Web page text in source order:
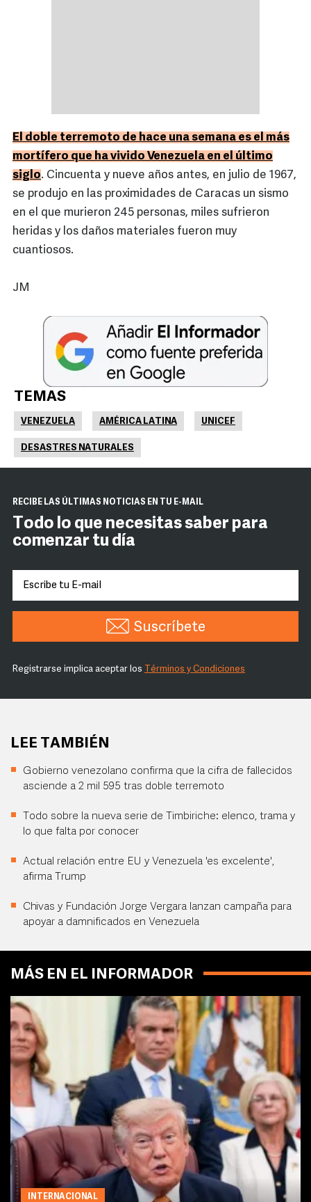
El doble terremoto de hace una semana es el más
mortífero que ha vivido Venezuela en el último
siglo. Cincuenta y nueve años antes, en julio de 1967,
se produjo en las proximidades de Caracas un sismo
en el que murieron 245 personas, miles sufrieron
heridas y los daños materiales fueron muy
cuantiosos.
JM
TEMAS
VENEZUELA AMÉRICA LATINA UNICEF
DESASTRES NATURALES
RECIBE LAS ÚLTIMAS NOTICIAS EN TU E-MAIL
Todo lo que necesitas saber para
comenzar tu día
Suscríbete
Registrarse implica aceptar los Términos y Condiciones
LEE TAMBIÉN
Gobierno venezolano confirma que la cifra de fallecidos
asciende a 2 mil 595 tras doble terremoto
Todo sobre la nueva serie de Timbiriche: elenco, trama y
lo que falta por conocer
Actual relación entre EU y Venezuela 'es excelente',
afirma Trump
Chivas y Fundación Jorge Vergara lanzan campaña para
apoyar a damnificados en Venezuela
MÁS EN EL INFORMADOR
INTERNACIONAL